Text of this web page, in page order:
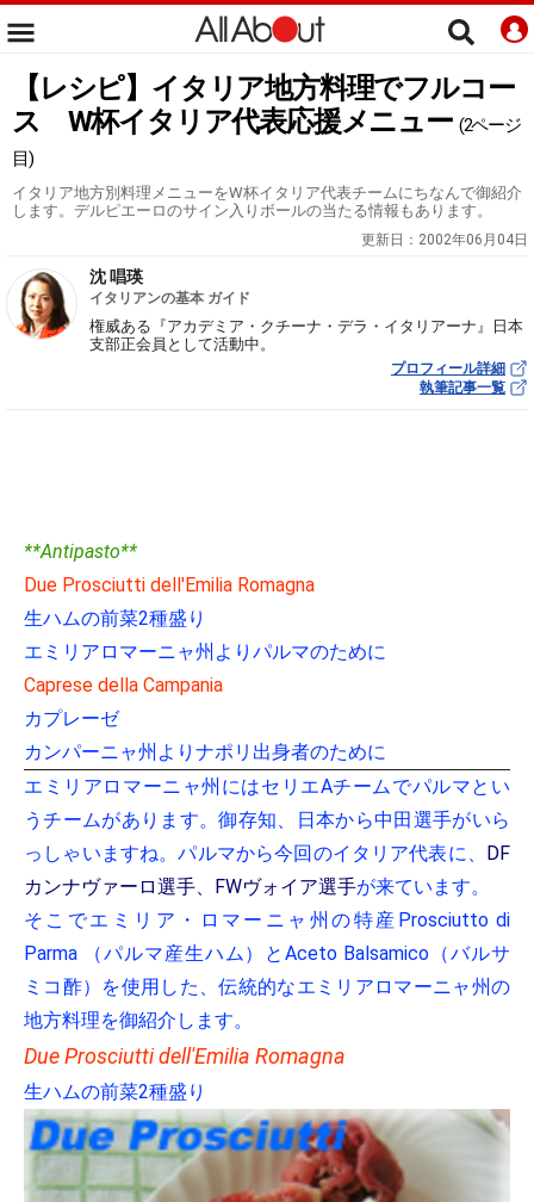
【レシピ】イタリア地方料理でフルコー
ス W杯イタリア代表応援メニュー (2ページ
目)
イタリア地方別料理メニューをW杯イタリア代表チームにちなんで御紹介
します。デルピエーロのサイン入りボールの当たる情報もあります。
更新日： 2002年06月04日
沈 唱瑛
イタリアンの基本 ガイド
権威ある『アカデミア・クチーナ・デラ・イタリアーナ』日本
支部正会員として活動中。
プロフィール詳細
執筆記事一覧
**Antipasto**
Due Prosciutti dell'Emilia Romagna
生ハムの前菜2種盛り
エミリアロマーニャ州よりパルマのために
Caprese della Campania
カプレーゼ
カンパーニャ州よりナポリ出身者のために
エミリアロマーニャ州にはセリエAチームでパルマとい
うチームがあります。御存知、日本から中田選手がいら
っしゃいますね。パルマから今回のイタリア代表に、 DF
カンナヴァーロ選手、FWヴォイア選手が来ています。
そこでエミリア・ロマーニャ州の特産Prosciutto di
Parma （パルマ産生ハム）とAceto Balsamico（バルサ
ミコ酢）を使用した、伝統的なエミリアロマーニャ州の
地方料理を御紹介します。
Due Prosciutti dell'Emilia Romagna
生ハムの前菜2種盛り